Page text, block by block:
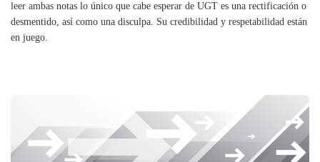
leer ambas notas lo único que cabe esperar de UGT es una rectificación o
desmentido, así como una disculpa. Su credibilidad y respetabilidad están
en juego.